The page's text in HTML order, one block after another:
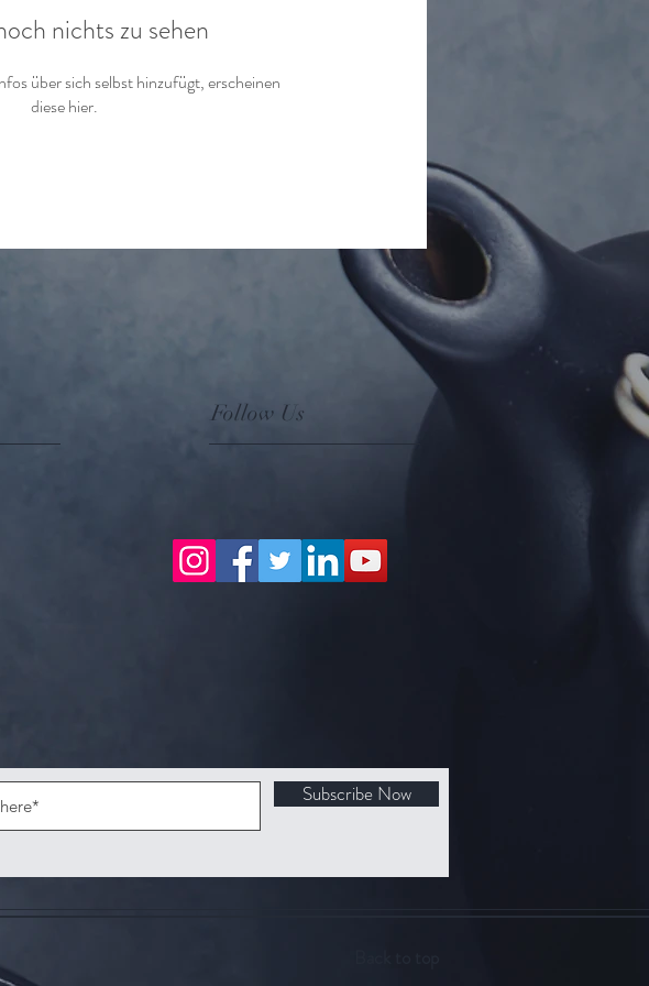
nichts zu sehen
über sich selbst hinzufügt, erscheinen
diese hier.
Follow Us
Subscribe Now